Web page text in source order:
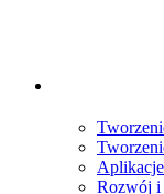
Rozwój i